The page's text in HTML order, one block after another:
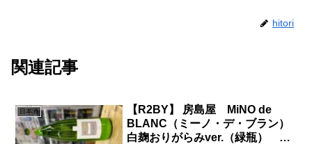
hitori
関連記事
日本酒
【R2BY】 房島屋 MiNO de
BLANC（ミーノ・デ・ブラン）
白麹おりがらみver.（緑瓶） ノ